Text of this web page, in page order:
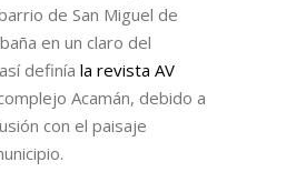
de San Miguel de
en un claro del
definía la revista AV
Acamán, debido a
con el paisaje